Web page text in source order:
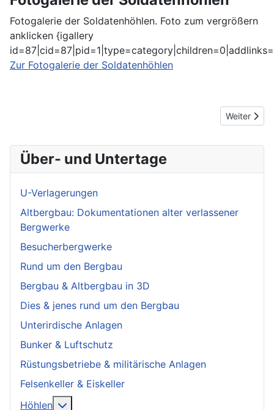
Fotogalerie der Soldatenhöhlen. Foto zum vergrößern
anklicken {igallery
Zur Fotogalerie der Soldatenhöhlen
Nächster
Weiter
Über- und Untertage
U-Verlagerungen
Altbergbau: Dokumentationen alter verlassener
Bergwerke
Besucherbergwerke
Rund um den Bergbau
Bergbau & Altbergbau in 3D
Dies & jenes rund um den Bergbau
Unterirdische Anlagen
Bunker & Luftschutz
Rüstungsbetriebe & militärische Anlagen
Felsenkeller & Eiskeller
Höhlen